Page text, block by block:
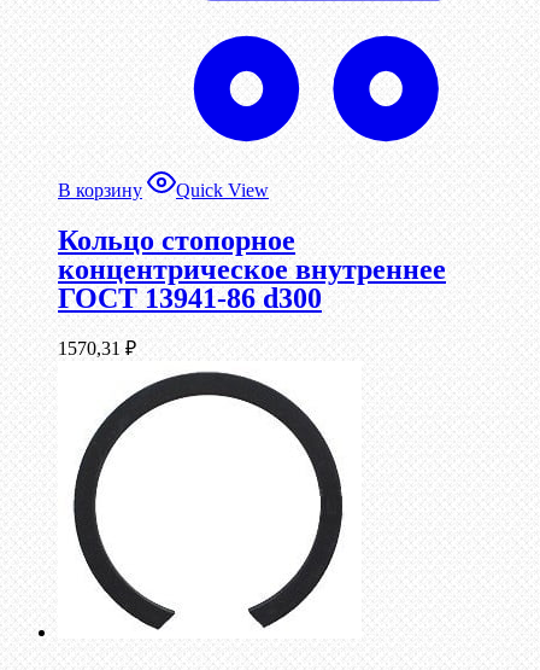
В корзину Quick View
Кольцо стопорное
концентрическое внутреннее
ГОСТ 13941-86 d300
1570,31 ₽